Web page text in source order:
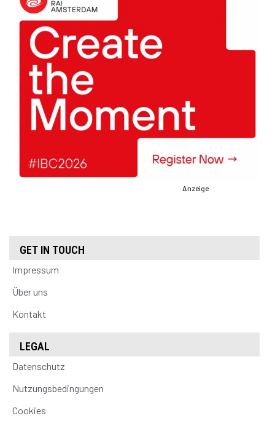
Anzeige
GET IN TOUCH
Impressum
Über uns
Kontakt
LEGAL
Datenschutz
Nutzungsbedingungen
Cookies